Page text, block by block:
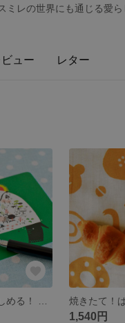
レの世界にも通じる愛
ビュー レター
焼きたて！
1,540円